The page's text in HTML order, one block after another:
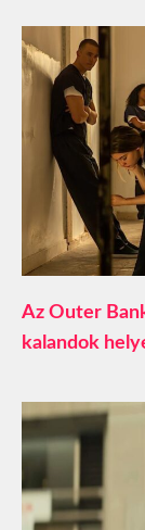
Az Outer
kalandok